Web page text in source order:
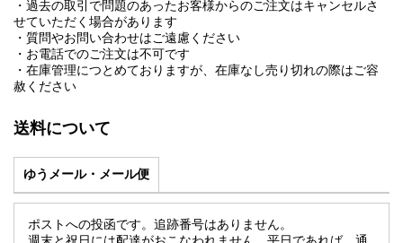
・過去の取引で問題のあったお客様からのご注文はキャンセルさ
せていただく場合があります
・質問やお問い合わせはご遠慮ください
・お電話でのご注文は不可です
・在庫管理につとめておりますが、在庫なし売り切れの際はご容
赦ください
送料について
ゆうメール・メール便
ポストへの投函です。追跡番号はありません。